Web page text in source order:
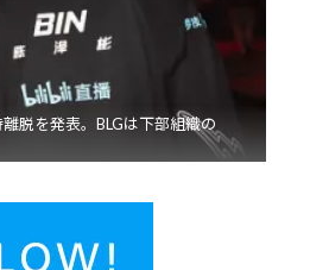
脱を発表。BLGは下部組織の